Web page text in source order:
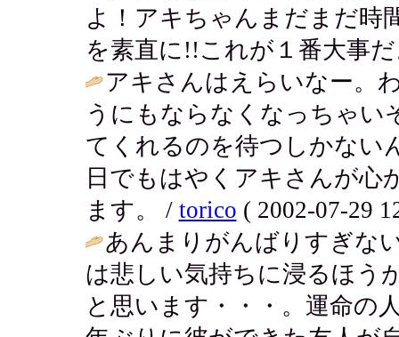
よ！アキちゃんまだまだ時
を素直に!!これが１番大事
アキさんはえらいなー。
うにもならなくなっちゃい
てくれるのを待つしかない
日でもはやくアキさんが心
ます。 / torico ( 2002-07-29
あんまりがんばりすぎな
は悲しい気持ちに浸るほう
と思います・・・。運命の